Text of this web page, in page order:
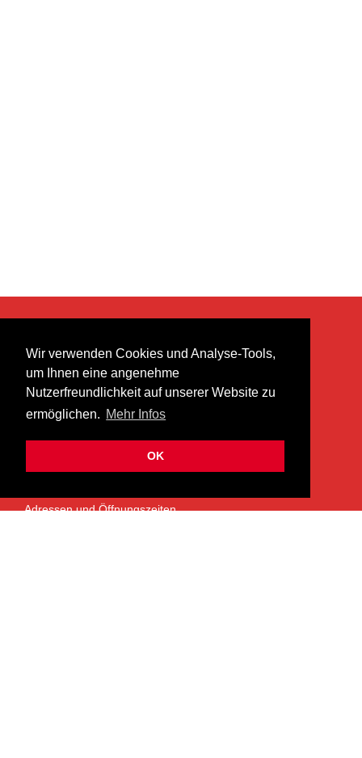
Wir verwenden Cookies und Analyse-Tools,
um Ihnen eine angenehme
Nutzerfreundlichkeit auf unserer Website zu
ermöglichen. Mehr Infos
OK
heer musik ag
Lättenstrasse 35
8952 Schlieren
info@heermusic.com
ÜBER UNS
Adressen und Öffnungszeiten